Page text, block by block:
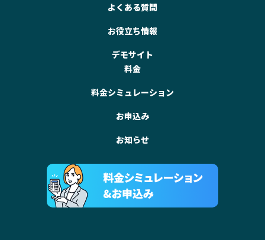
よくある質問
お役立ち情報
デモサイト
料金
料金シミュレーション
お申込み
お知らせ